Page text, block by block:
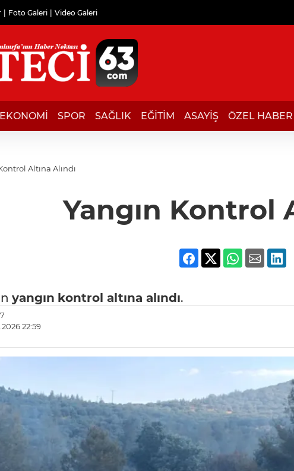
Foto Galeri Video Galeri
EKONOMİ SPOR SAĞLIK EĞİTİM ASAYİŞ ÖZEL HABER
Altına Alındı
Yangın Kontrol
yangın kontrol altına alındı.
22:59